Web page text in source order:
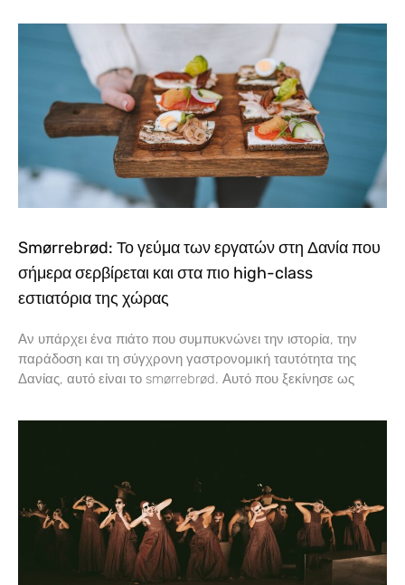
Smørrebrød: Το γεύμα των εργατών στη Δανία που
σήμερα σερβίρεται και στα πιο high-class
εστιατόρια της χώρας
Αν υπάρχει ένα πιάτο που συμπυκνώνει την ιστορία, την
παράδοση και τη σύγχρονη γαστρονομική ταυτότητα της
Δανίας, αυτό είναι το smørrebrød. Αυτό που ξεκίνησε ως